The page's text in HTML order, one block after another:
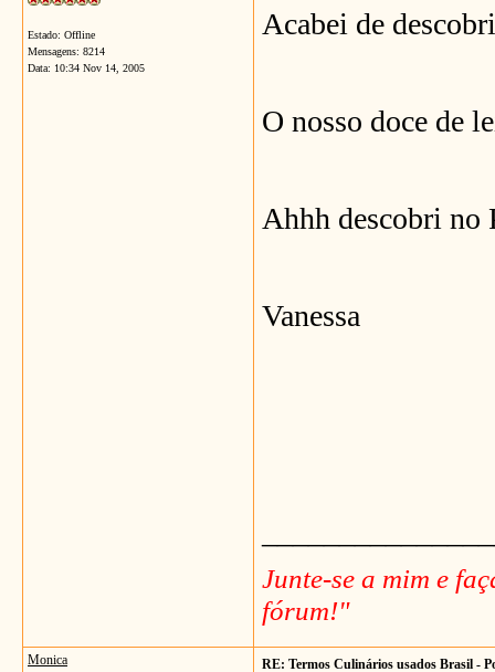
Estado: Offline
Mensagens: 8214
Data: 10:34 Nov 14, 2005
Acabei de
O nosso doce de
Ahhh descobri no
Vanessa
Junte-se a mim e
fórum!"
Monica RE: Termos Culinários usados Brasil -